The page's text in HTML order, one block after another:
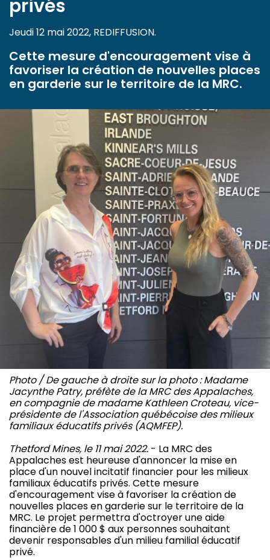
privés
Jeudi 12 mai 2022, REDIFFUSION.
Cette mesure d'encouragement vise à
favoriser la création de nouvelles places
en garderie sur le territoire de la MRC.
Photo / De gauche à droite sur la photo : Madame
Jacynthe Patry, préfète de la MRC des Appalaches,
en compagnie de madame Kathleen Croteau, vice-
présidente de l'Association québécoise des milieux
familiaux éducatifs privés (AQMFEP).
Thetford Mines, le 11 mai 2022. - La MRC des
Appalaches est heureuse d'annoncer la mise en
place d'un nouvel incitatif financier pour les milieux
familiaux éducatifs privés. Cette mesure
d'encouragement vise à favoriser la création de
nouvelles places en garderie sur le territoire de la
MRC. Le projet permettra d'octroyer une aide
financière de 1 000 $ aux personnes souhaitant
devenir responsables d'un milieu familial éducatif
privé.